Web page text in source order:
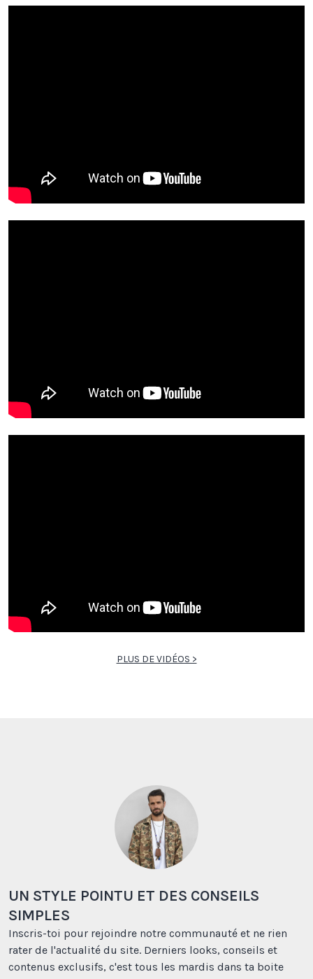
PLUS DE VIDÉOS >
UN STYLE POINTU ET DES CONSEILS
SIMPLES
Inscris-toi pour rejoindre notre communauté et ne rien
rater de l'actualité du site. Derniers looks, conseils et
contenus exclusifs, c'est tous les mardis dans ta boite